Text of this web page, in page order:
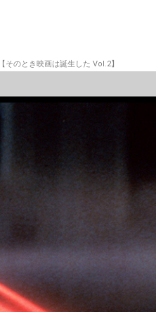
そのとき映画は誕生した Vol.2】